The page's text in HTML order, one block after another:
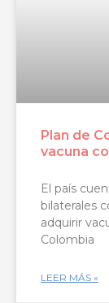
Plan de
vacuna
El país
bilaterales
adquirir
Colombia
LEER MÁS »